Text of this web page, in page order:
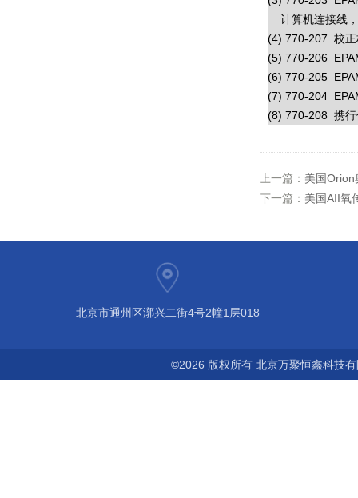
计算机连接线
(4) 770-207 校正
(5) 770-206
(6) 770-205
(7) 770-204
(8) 770-208 携行
上一篇： 美国
下一篇： 美国AII氧
北京市通州区漷兴二街4号2幢1层018
©2026 版权所有 北京万聚恒鑫科技